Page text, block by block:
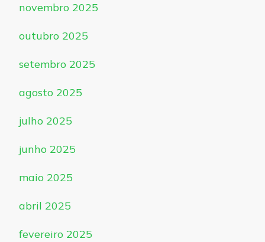
novembro 2025
outubro 2025
setembro 2025
agosto 2025
julho 2025
junho 2025
maio 2025
abril 2025
fevereiro 2025